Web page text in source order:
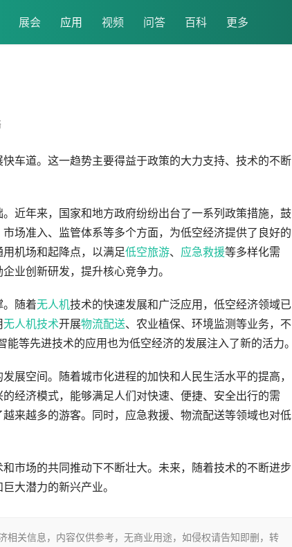
展会 应用 视频 问答 百科 更多
车道。这一趋势主要得益于政策的大力支持、技术的不断
近年来，国家和地方政府纷纷出台了一系列政策措施，鼓
场准入、监管体系等多个方面，为低空经济提供了良好的
机场和起降点，以满足低空旅游、 应急救援等多样化需
业创新研发，提升核心竞争力。
随着无人机技术的快速发展和广泛应用，低空经济领域已
无人机技术开展物流配送、农业植保、环境监测等业务，不
等先进技术的应用也为低空经济的发展注入了新的活力。
展空间。随着城市化进程的加快和人民生活水平的提高，
经济模式，能够满足人们对快速、便捷、安全出行的需
来越多的游客。同时，应急救援、物流配送等领域也对低
市场的共同推动下不断壮大。未来，随着技术的不断进步
大潜力的新兴产业。
关信息，内容仅供参考，无商业用途，如侵权请告知即删，转